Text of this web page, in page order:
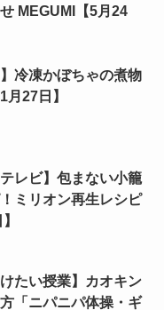
MEGUMI【5月24
】冷凍かぼちゃの煮物
27日】
テレビ】包まない小籠
ミリオン再生レシピ
けたい授業】カオキン
「ニパニパ体操・ギ